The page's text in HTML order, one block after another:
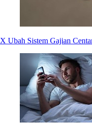
X Ubah Sistem Gajian